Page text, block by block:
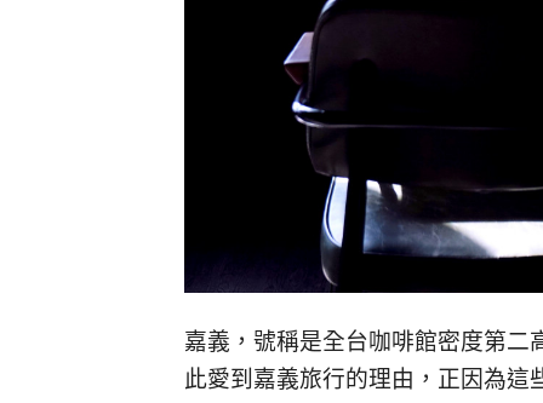
嘉義，號稱是全台咖啡館密度第二
此愛到嘉義旅行的理由，正因為